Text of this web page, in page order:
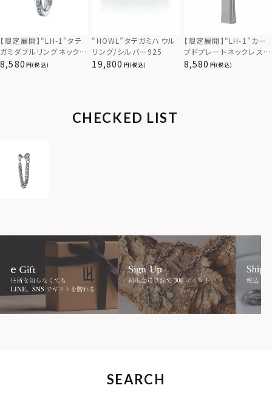
【限定展開】“LH-1”タテ
ガミダブルリングネックレ
ス（ツイスト/シルバー）/
8,580 (税込)
“HOWL”タテガミハウル
リング/シルバー925
19,800 (税込)
【限定展開】“LH-1”カー
ブドプレートネックレス/
サージカルステンレス（金
8,580 (税込)
CHECKED LIST
SEARCH